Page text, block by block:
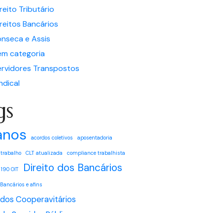
Tributário
Bancários
e Assis
categoria
Transpostos
acordos coletivos aposentadoria
CLT atualizada compliance trabalhista
OIT Direito dos Bancários
e afins
Cooperavitários